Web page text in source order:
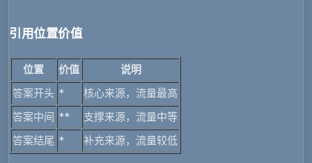
引用位置价值
位置 价值
说明
答案开头 *
核心来源，流量最高
答案中间 **
支撑来源，流量中等
答案结尾 * 补充来源，流量较低